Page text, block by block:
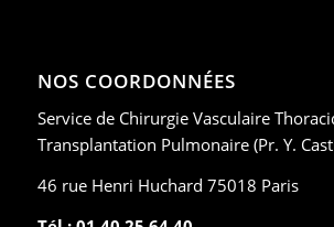
NOS COORDONNÉES
Service de Chirurgie Vasculaire
Transplantation Pulmonaire (Pr. Y.
46 rue Henri Huchard 75018 Paris